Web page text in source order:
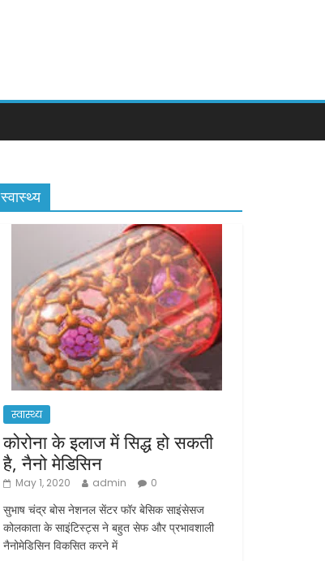
स्वास्थ्य
स्वास्थ्य
कोरोना के इलाज में सिद्ध हो सकती
है, नैनो मेडिसिन
May 1, 2020 admin 0
सुभाष चंद्र बोस नेशनल सेंटर फॉर बेसिक साइंसेसज
कोलकाता के साइंटिस्ट्स ने बहुत सेफ और प्रभावशाली
नैनोमेडिसिन विकसित करने में